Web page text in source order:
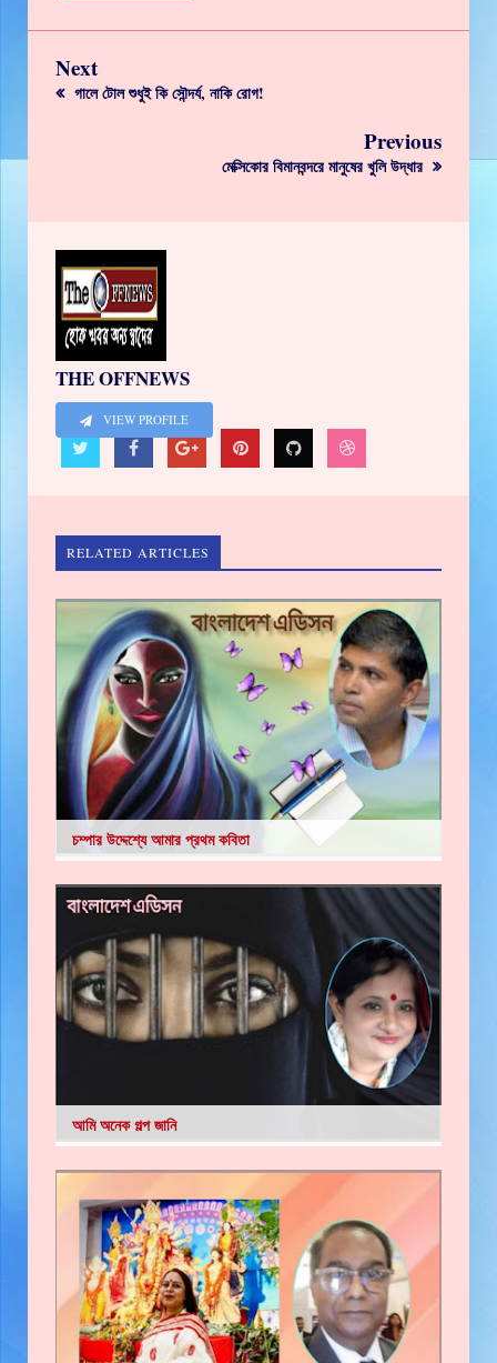
Next
গালে টোল শুধুই কি সৌন্দর্য, নাকি রোগ!
Previous
মেক্সিকোর বিমানবন্দরে মানুষের খুলি উদ্ধার
THE OFFNEWS
VIEW PROFILE
RELATED ARTICLES
চম্পার উদ্দেশ্যে আমার প্রথম কবিতা
আমি অনেক গল্প জানি